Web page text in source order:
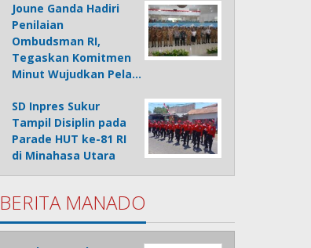
Joune Ganda Hadiri
Penilaian
Ombudsman RI,
Tegaskan Komitmen
Minut Wujudkan Pela…
SD Inpres Sukur
Tampil Disiplin pada
Parade HUT ke-81 RI
di Minahasa Utara
BERITA MANADO